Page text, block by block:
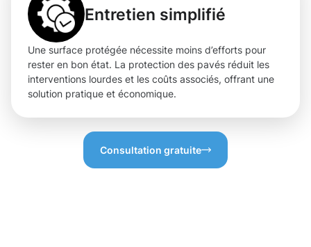
Entretien simplifié
Une surface protégée nécessite moins d’efforts pour
rester en bon état. La protection des pavés réduit les
interventions lourdes et les coûts associés, offrant une
solution pratique et économique.
Consultation gratuite